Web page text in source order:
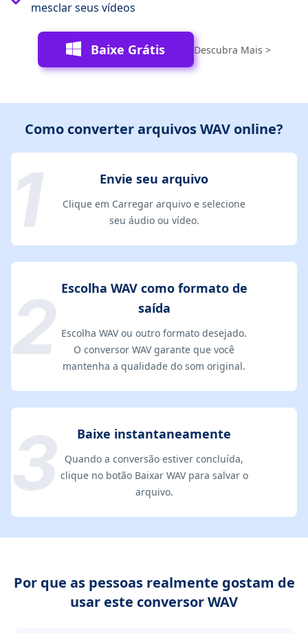
mesclar seus vídeos
Baixe Grátis Descubra Mais >
Como converter arquivos WAV online?
Envie seu arquivo
Clique em Carregar arquivo e selecione
seu áudio ou vídeo.
Escolha WAV como formato de
saída
Escolha WAV ou outro formato desejado.
O conversor WAV garante que você
mantenha a qualidade do som original.
Baixe instantaneamente
Quando a conversão estiver concluída,
clique no botão Baixar WAV para salvar o
arquivo.
Por que as pessoas realmente gostam de
usar este conversor WAV